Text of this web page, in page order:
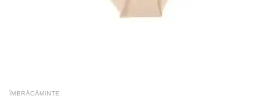
ÎMBRĂCĂMINTE